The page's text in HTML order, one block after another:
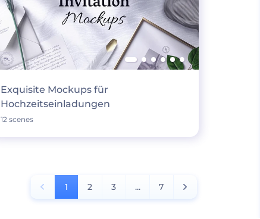
Exquisite Mockups für
Hochzeitseinladungen
12 scenes
1 2 3 ... 7